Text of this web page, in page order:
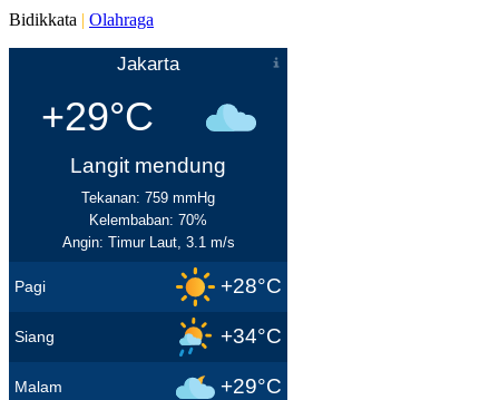
Bidikkata | Olahraga
Jakarta
+29°C
Langit mendung
Tekanan: 759 mmHg
Kelembaban: 70%
Angin: Timur Laut, 3.1 m/s
Pagi +28°C
Siang +34°C
Malam +29°C